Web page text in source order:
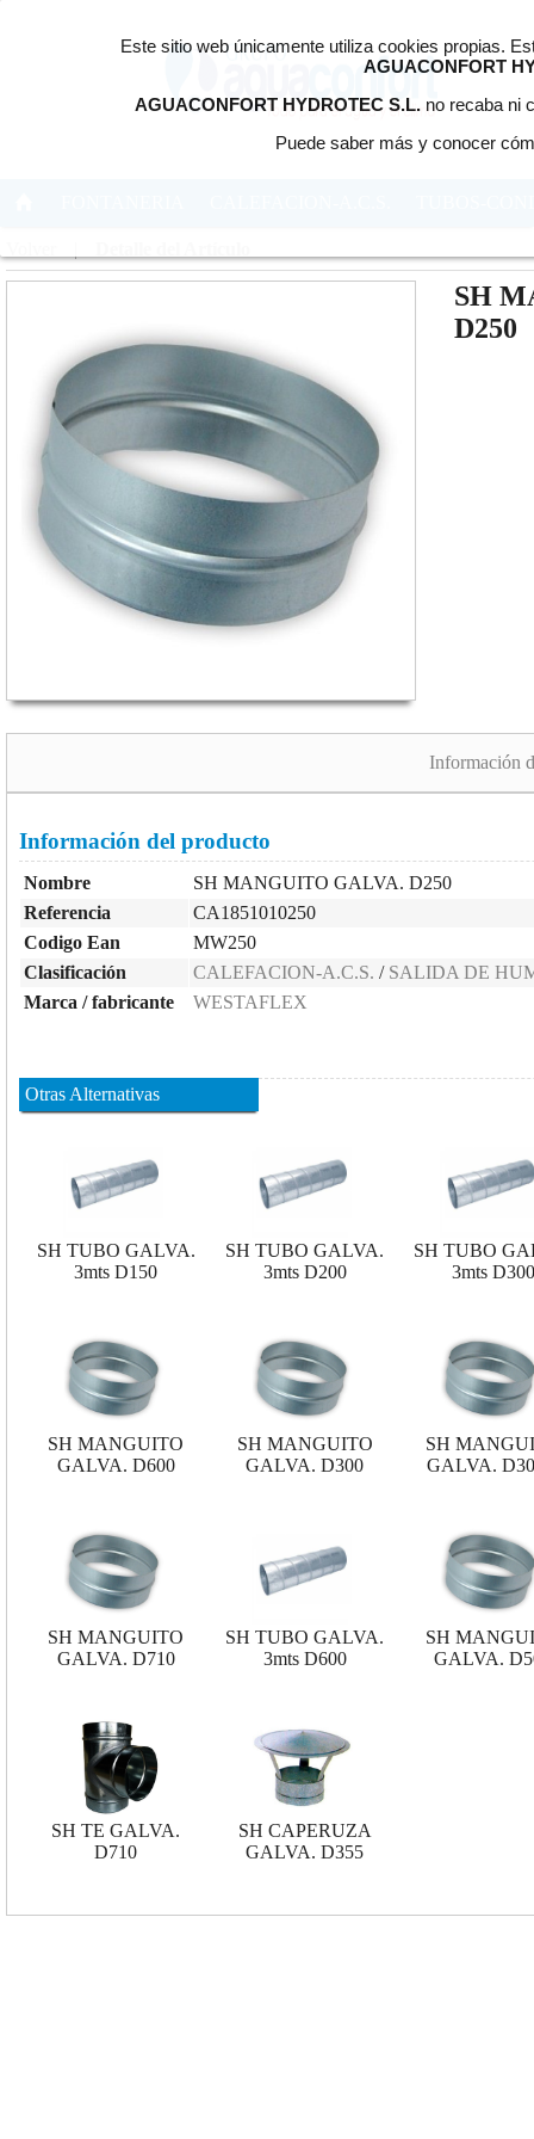
SH
D250
Información
Información del producto
Nombre
SH MANGUITO GALVA. D250
Referencia
CA1851010250
Codigo Ean
MW250
Clasificación
CALEFACION-A.C.S. / SALIDA DE
Marca / fabricante
WESTAFLEX
Otras Alternativas
SH TUBO GALVA.
3mts D150
SH TUBO GALVA.
3mts D200
SH TUBO
3mts D300
SH MANGUITO
GALVA. D600
SH MANGUITO
GALVA. D300
SH
GALVA.
SH MANGUITO
GALVA. D710
SH TUBO GALVA.
3mts D600
SH
GALVA.
SH TE GALVA.
D710
SH CAPERUZA
GALVA. D355
Este sitio web únicamente utiliza cookies propias.
AGUACONFORT
AGUACONFORT HYDROTEC S.L.no recaba ni
Puede saber más y conocer